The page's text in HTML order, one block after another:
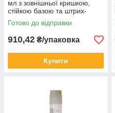
мл з зовнішньої кришкою,
стійкою базою та штрих-
кодом (50 шт/пак)
Готово до відправки
910,42 ₴/упаковка
Купити